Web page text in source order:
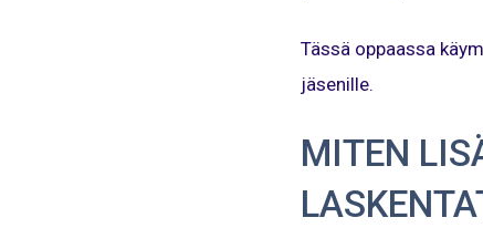
Tässä oppaassa
jäsenille.
MITEN